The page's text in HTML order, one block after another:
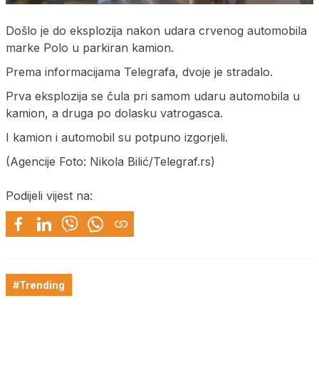
Došlo je do eksplozija nakon udara crvenog automobila
marke Polo u parkiran kamion.
Prema informacijama Telegrafa, dvoje je stradalo.
Prva eksplozija se čula pri samom udaru automobila u
kamion, a druga po dolasku vatrogasca.
I kamion i automobil su potpuno izgorjeli.
(Agencije Foto: Nikola Bilić/Telegraf.rs)
Podijeli vijest na:
#Trending